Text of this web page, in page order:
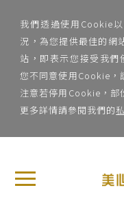
我們透過使用Cookie
況，為您提供最佳的網
站，即表示您接受我
您不同意使用Cookie，
注意若停用Cookie，部
更多詳情請參閱我們的
×
於
地區